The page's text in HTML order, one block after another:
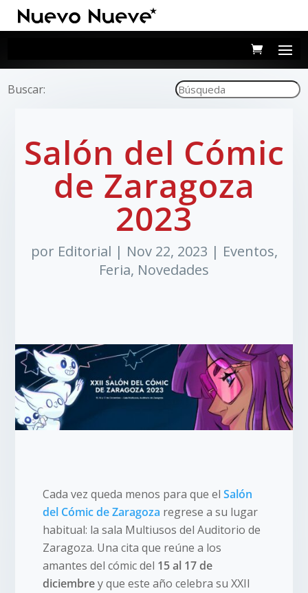
Buscar:
Salón del Cómic
de Zaragoza
2023
por Editorial | Nov 22, 2023 | Eventos,
Feria, Novedades
Cada vez queda menos para que el Salón
del Cómic de Zaragoza regrese a su lugar
habitual: la sala Multiusos del Auditorio de
Zaragoza. Una cita que reúne a los
amantes del cómic del 15 al 17 de
diciembrey que este año celebra su XXII